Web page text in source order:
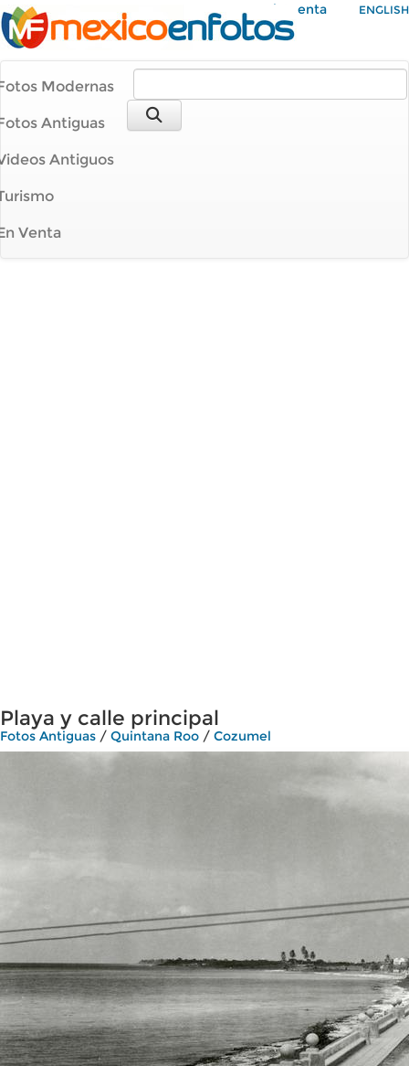
Mi Cuenta ENGLISH
Modernas
Antiguas
Antiguos
Venta
Playa y calle principal
Fotos Antiguas / Quintana Roo / Cozumel